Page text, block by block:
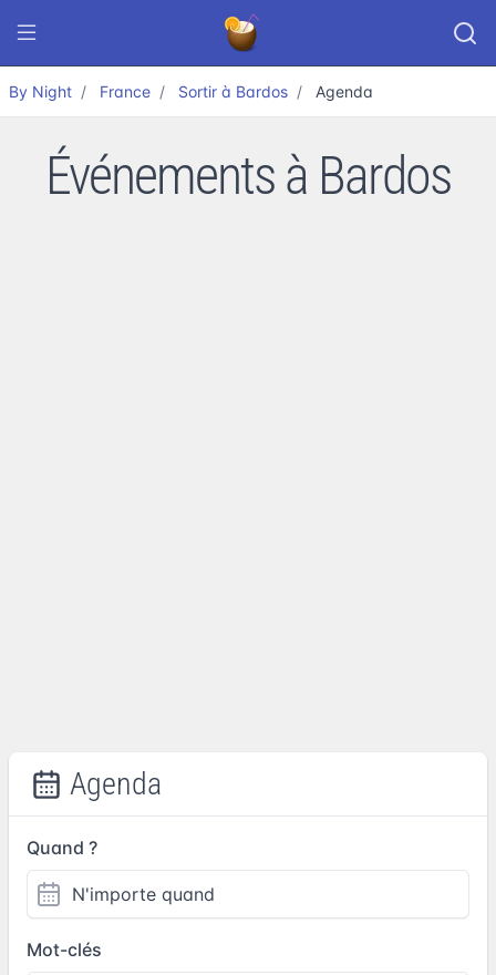
By Night France Sortir à Bardos Agenda
Événements à Bardos
Agenda
Quand ?
Mot-clés